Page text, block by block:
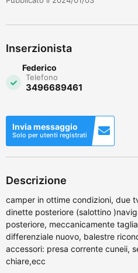
Inserzionista
Federico
Telefono
3496689461
Invia messaggio
Solo per utenti registrati
Descrizione
camper in ottime condizioni, due
dinette posteriore (salottino
posteriore, meccanicamente
differenziale nuovo, balestre
accessori: presa corrente cuneii,
chiare,ecc